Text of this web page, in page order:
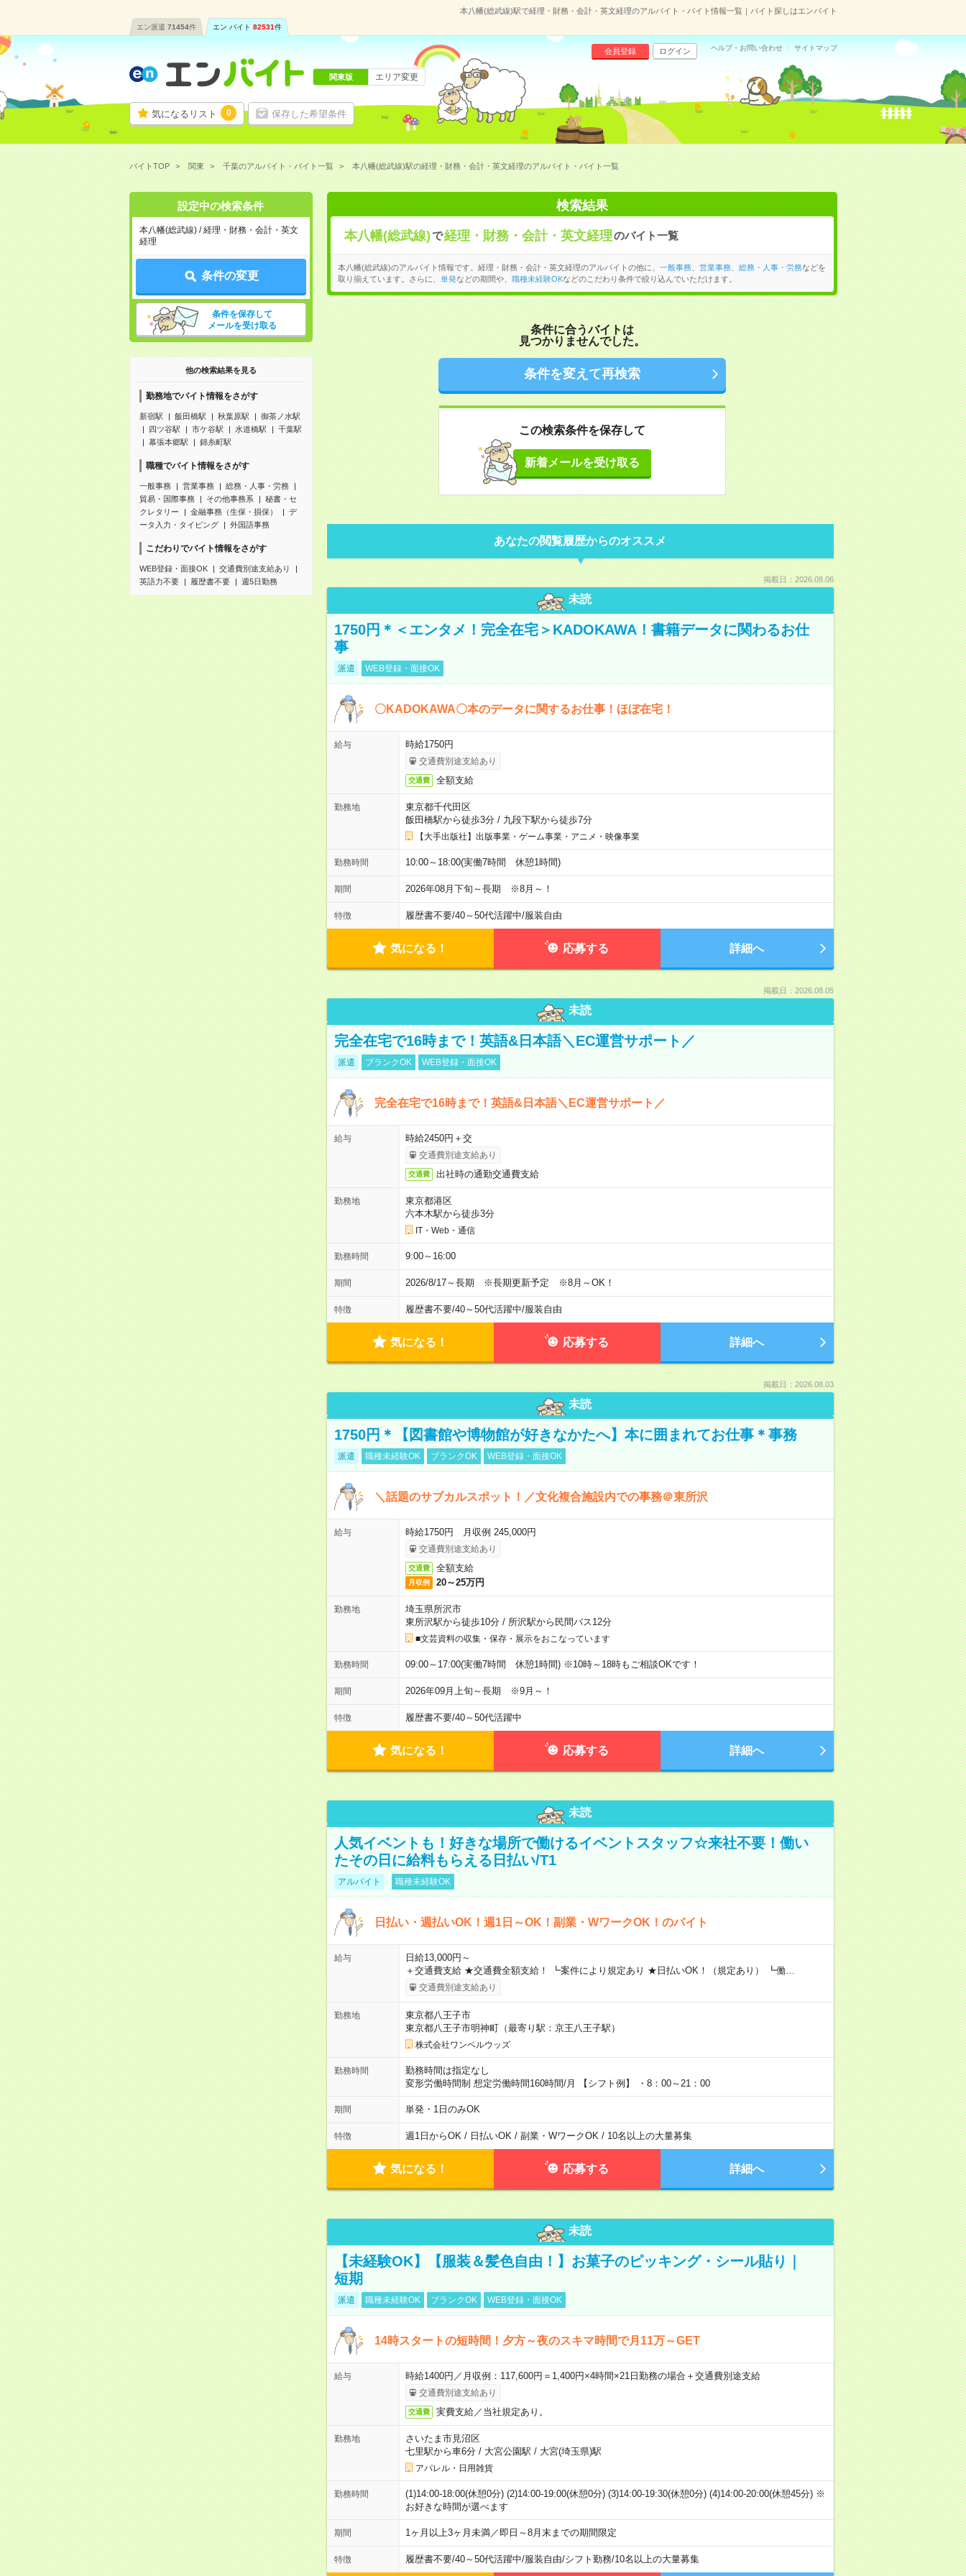
本八幡(総武線)駅で経理・財務・会計・英文経理のアルバイト・バイト情報一覧｜バイト探しはエンバイト
エン派遣 71454件 エン バイト 82531件
気になるリスト 0 保存した希望条件
会員登録 ログイン ヘルプ・お問い合わせ サイトマップ
関東版 エリア変更
バイトTOP 関東 千葉のアルバイト・バイト一覧 本八幡(総武線)駅の経理・財務・会計・英文経理のアルバイト・バイト一覧
設定中の検索条件
本八幡(総武線) / 経理・財務・会計・英文
経理
条件の変更
条件を保存して
メールを受け取る
他の検索結果を見る
勤務地でバイト情報をさがす
新宿駅 飯田橋駅 秋葉原駅
御茶ノ水駅
四ツ谷駅
市ケ谷駅 水道橋駅
千葉駅
幕張本郷駅
錦糸町駅
職種でバイト情報をさがす
一般事務 営業事務
総務・人事・労務
貿易・国際事務
その他事務系
秘書・セ
クレタリー
金融事務（生保・損保）
デ
ータ入力・タイピング
外国語事務
こだわりでバイト情報をさがす
WEB登録・面接OK
交通費別途支給あり
英語力不要
履歴書不要 週5日勤務
検索結果
本八幡(総武線)で経理・財務・会計・英文経理のバイト一覧
本八幡(総武線)のアルバイト情報です。経理・財務・会計・英文経理のアルバイトの他に、 一般事務、 営業事務、 総務・人事・労務などを
取り揃えています。さらに、
単発などの期間や、 職種未経験OKなどのこだわり条件で絞り込んでいただけます。
条件に合うバイトは
見つかりませんでした。
条件を変えて再検索
この検索条件を保存して
新着メールを受け取る
あなたの閲覧履歴からのオススメ
掲載日：2026.08.06
未読
1750円＊＜エンタメ！完全在宅＞KADOKAWA！書籍データに関わるお仕
事
派遣 WEB登録・面接OK
〇KADOKAWA〇本のデータに関するお仕事！ほぼ在宅！
給与 時給1750円
交通費別途支給あり
交通費 全額支給
勤務地
東京都千代田区
飯田橋駅から徒歩3分/ 九段下駅から徒歩7分
【大手出版社】出版事業・ゲーム事業・アニメ・映像事業
勤務時間 10:00～18:00(実働7時間 休憩1時間)
期間 2026年08月下旬～長期 ※8月～！
特徴 履歴書不要/40～50代活躍中/服装自由
気になる！ 応募する 詳細へ
掲載日：2026.08.05
未読
完全在宅で16時まで！英語&日本語＼EC運営サポート／
派遣 ブランクOK WEB登録・面接OK
完全在宅で16時まで！英語&日本語＼EC運営サポート／
給与 時給2450円＋交
交通費別途支給あり
交通費 出社時の通勤交通費支給
勤務地
東京都港区
六本木駅から徒歩3分
IT・Web・通信
勤務時間 9:00～16:00
期間 2026/8/17～長期 ※長期更新予定 ※8月～OK！
特徴 履歴書不要/40～50代活躍中/服装自由
気になる！ 応募する 詳細へ
掲載日：2026.08.03
未読
1750円＊【図書館や博物館が好きなかたへ】本に囲まれてお仕事＊事務
派遣 職種未経験OK ブランクOK WEB登録・面接OK
＼話題のサブカルスポット！／文化複合施設内での事務＠東所沢
給与 時給1750円 月収例 245,000円
交通費別途支給あり
交通費 全額支給
月収例 20～25万円
勤務地
埼玉県所沢市
東所沢駅から徒歩10分/ 所沢駅から民間バス12分
■文芸資料の収集・保存・展示をおこなっています
勤務時間 09:00～17:00(実働7時間 休憩1時間) ※10時～18時もご相談OKです！
期間 2026年09月上旬～長期 ※9月～！
特徴 履歴書不要/40～50代活躍中
気になる！ 応募する 詳細へ
未読
人気イベントも！好きな場所で働けるイベントスタッフ☆来社不要！働い
たその日に給料もらえる日払い/T1
アルバイト 職種未経験OK
日払い・週払いOK！週1日～OK！副業・WワークOK！のバイト
給与
日給13,000円～
＋交通費支給 ★交通費全額支給！ ┗案件により規定あり ★日払いOK！（規定あり） ┗働…
交通費別途支給あり
勤務地
東京都八王子市
東京都八王子市明神町（最寄り駅：京王八王子駅）
株式会社ワンベルウッズ
勤務時間
勤務時間は指定なし
変形労働時間制 想定労働時間160時間/月 【シフト例】 ・8：00～21：00
期間 単発・1日のみOK
特徴 週1日からOK / 日払いOK / 副業・WワークOK / 10名以上の大量募集
気になる！ 応募する 詳細へ
未読
【未経験OK】【服装＆髪色自由！】お菓子のピッキング・シール貼り｜
短期
派遣 職種未経験OK ブランクOK WEB登録・面接OK
14時スタートの短時間！夕方～夜のスキマ時間で月11万～GET
給与 時給1400円／月収例：117,600円＝1,400円×4時間×21日勤務の場合＋交通費別途支給
交通費別途支給あり
交通費 実費支給／当社規定あり。
勤務地
さいたま市見沼区
七里駅から車6分/ 大宮公園駅 / 大宮(埼玉県)駅
アパレル・日用雑貨
勤務時間
(1)14:00-18:00(休憩0分) (2)14:00-19:00(休憩0分) (3)14:00-19:30(休憩0分) (4)14:00-20:00(休憩45分) ※
お好きな時間が選べます
期間 1ヶ月以上3ヶ月未満／即日～8月末までの期間限定
特徴 履歴書不要/40～50代活躍中/服装自由/シフト勤務/10名以上の大量募集